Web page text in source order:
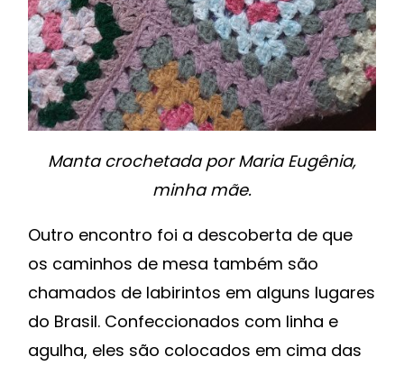
Manta crochetada por Maria Eugênia,
minha mãe.
Outro encontro foi a descoberta de que
os caminhos de mesa também são
chamados de labirintos em alguns lugares
do Brasil. Confeccionados com linha e
agulha, eles são colocados em cima das